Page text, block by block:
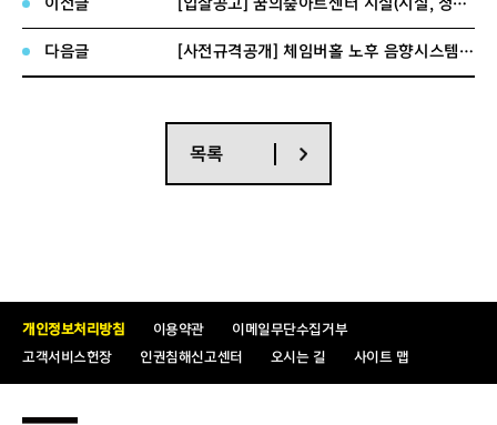
이전글 [입찰공고] 꿈의숲아트센터 시설(시설, 청소, 경비(주차))관리 용역(장기계속)
다음글 [사전규격공개] 체임버홀 노후 음향시스템 교체 입찰 공고
목록
개인정보처리방침 이용약관
이메일무단수집거부
고객서비스헌장
인권침해신고센터 오시는 길 사이트 맵